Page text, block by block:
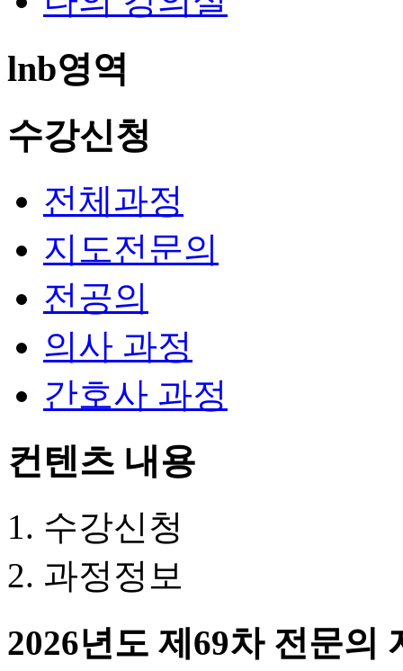
lnb영역
수강신청
전체과정
지도전문의
전공의
의사 과정
간호사 과정
컨텐츠 내용
수강신청
과정정보
2026년도 제69차 전문의